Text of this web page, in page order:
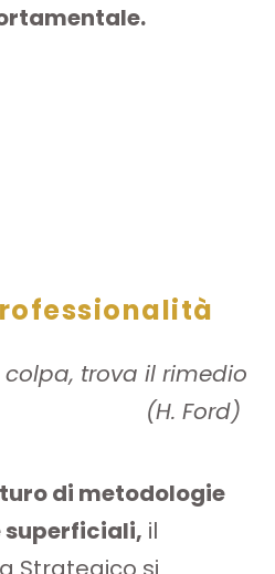
trova il rimedio
(H. Ford)
di metodologie
superficiali, il